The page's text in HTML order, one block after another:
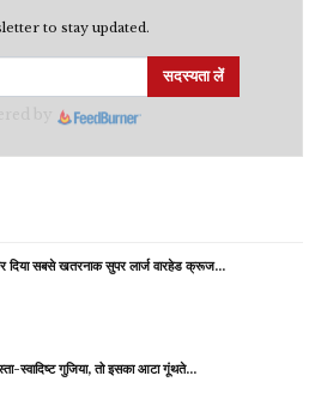
to stay updated.
सदस्यता लें
दिया सबसे खतरनाक सुपर लार्ज वारहेड क्रूज…
स्वादिष्ट गुजिया, तो इसका आटा गूंथते…